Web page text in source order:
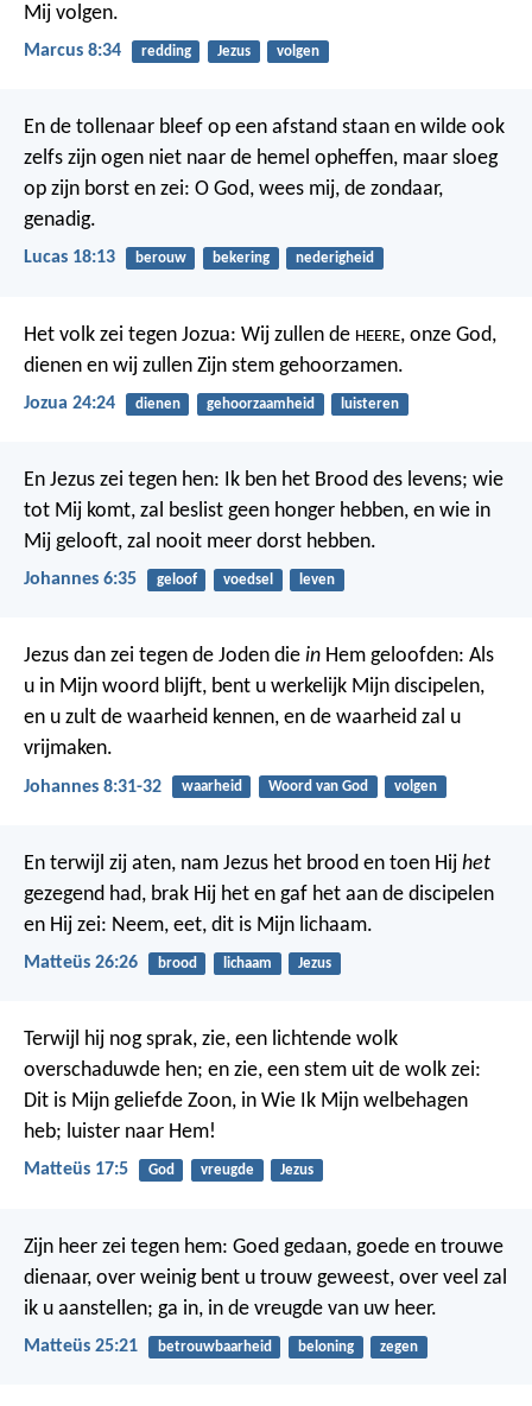
Mij volgen.
Marcus 8:34 redding Jezus volgen
En de tollenaar bleef op een afstand staan en wilde ook
zelfs zijn ogen niet naar de hemel opheffen, maar sloeg
op zijn borst en zei: O God, wees mij, de zondaar,
genadig.
Lucas 18:13 berouw bekering nederigheid
Het volk zei tegen Jozua: Wij zullen de HEERE, onze God,
dienen en wij zullen Zijn stem gehoorzamen.
Jozua 24:24 dienen gehoorzaamheid luisteren
En Jezus zei tegen hen: Ik ben het Brood des levens; wie
tot Mij komt, zal beslist geen honger hebben, en wie in
Mij gelooft, zal nooit meer dorst hebben.
Johannes 6:35 geloof voedsel leven
Jezus dan zei tegen de Joden die in Hem geloofden: Als
u in Mijn woord blijft, bent u werkelijk Mijn discipelen,
en u zult de waarheid kennen, en de waarheid zal u
vrijmaken.
Johannes 8:31-32 waarheid Woord van God volgen
En terwijl zij aten, nam Jezus het brood en toen Hij het
gezegend had, brak Hij het en gaf het aan de discipelen
en Hij zei: Neem, eet, dit is Mijn lichaam.
Matteüs 26:26 brood lichaam Jezus
Terwijl hij nog sprak, zie, een lichtende wolk
overschaduwde hen; en zie, een stem uit de wolk zei:
Dit is Mijn geliefde Zoon, in Wie Ik Mijn welbehagen
heb; luister naar Hem!
Matteüs 17:5 God vreugde Jezus
Zijn heer zei tegen hem: Goed gedaan, goede en trouwe
dienaar, over weinig bent u trouw geweest, over veel zal
ik u aanstellen; ga in, in de vreugde van uw heer.
Matteüs 25:21 betrouwbaarheid beloning zegen